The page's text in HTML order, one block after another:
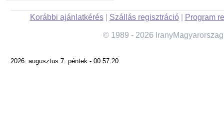
Korábbi ajánlatkérés| Szállás regisztráció| Program
© 1989 - 2026
2026. augusztus 7. péntek - 00:57:20